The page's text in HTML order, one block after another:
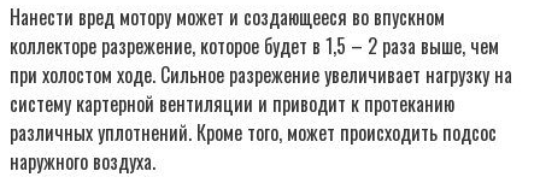
Нанести вред мотору может и создающееся во впускном
коллекторе разрежение, которое будет в 1,5 – 2 раза выше, чем
при холостом ходе. Сильное разрежение увеличивает нагрузку на
систему картерной вентиляции и приводит к протеканию
различных уплотнений. Кроме того, может происходить подсос
наружного воздуха.